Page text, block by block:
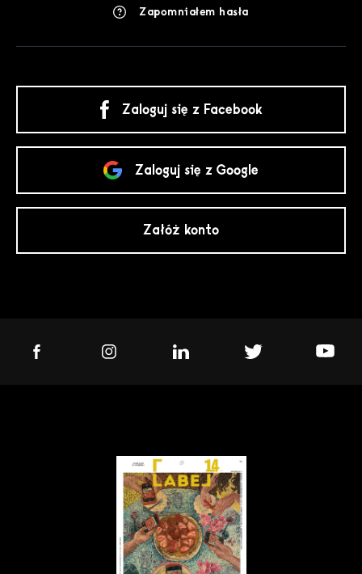
Zapomniałem hasła
Zaloguj się z Facebook
Zaloguj się z Google
Załóż konto